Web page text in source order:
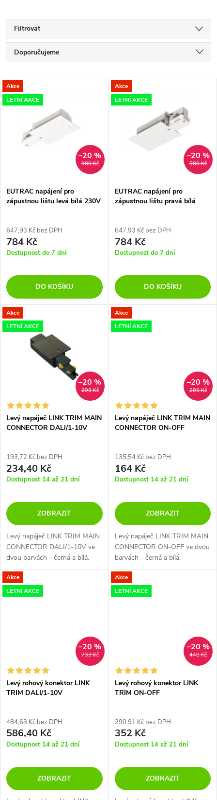
Filtrovat
Ř
a
z
p
r
o
d
u
k
Doporučujeme
Nejdražší
Nejprodávanější
Abecedně
V
ý
s
p
r
o
d
u
k
Akce
LETNÍ AKCE
980 Kč
–20 %
EUTRAC napájení pro
zápustnou lištu levá bílá 230V
647,93 Kč bez DPH
784 Kč
Dostupnost do 7 dní
DO KOŠÍKU
Akce
LETNÍ AKCE
980 Kč
–20 %
EUTRAC napájení pro
zápustnou lištu pravá bílá
647,93 Kč bez DPH
784 Kč
Dostupnost do 7 dní
DO KOŠÍKU
Akce
LETNÍ AKCE
293 Kč
–20 %
Levý napáječ LINK TRIM MAIN
CONNECTOR DALI/1-10V
193,72 Kč bez DPH
234,40 Kč
Dostupnost 14 až 21 dní
ZOBRAZIT
Levý napáječ LINK TRIM MAIN
CONNECTOR DALI/1-10V ve
dvou barvách - černá a bílá.
Akce
LETNÍ AKCE
205 Kč
–20 %
Levý napáječ LINK TRIM MAIN
CONNECTOR ON-OFF
135,54 Kč bez DPH
164 Kč
Dostupnost 14 až 21 dní
ZOBRAZIT
Levý napáječ LINK TRIM MAIN
CONNECTOR ON-OFF ve dvou
barvách - černá a bílá.
Akce
LETNÍ AKCE
733 Kč
–20 %
Levý rohový konektor LINK
TRIM DALI/1-10V
484,63 Kč bez DPH
586,40 Kč
Dostupnost 14 až 21 dní
ZOBRAZIT
Akce
LETNÍ AKCE
440 Kč
–20 %
Levý rohový konektor LINK
TRIM ON-OFF
290,91 Kč bez DPH
352 Kč
Dostupnost 14 až 21 dní
ZOBRAZIT